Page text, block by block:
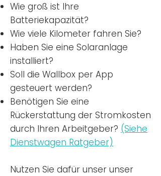
Wie groß ist Ihre
Batteriekapazität?
Wie viele Kilometer fahren Sie?
Haben Sie eine Solaranlage
installiert?
Soll die Wallbox per App
gesteuert werden?
Benötigen Sie eine
Rückerstattung der Stromkosten
durch Ihren Arbeitgeber? (Siehe
Dienstwagen Ratgeber)
Nutzen Sie dafür unser unser